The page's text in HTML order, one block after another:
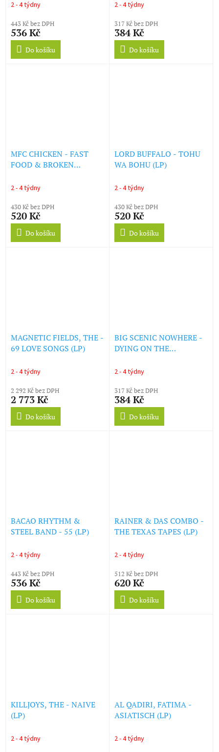
2 - 4 týdny
443 Kč bez DPH
536 Kč
Do košíku
2 - 4 týdny
317 Kč bez DPH
384 Kč
Do košíku
MFC CHICKEN - FAST
FOOD & BROKEN
2 - 4 týdny
430 Kč bez DPH
520 Kč
Do košíku
LORD BUFFALO - TOHU
WA BOHU (LP)
2 - 4 týdny
430 Kč bez DPH
520 Kč
Do košíku
MAGNETIC FIELDS, THE -
69 LOVE SONGS (LP)
2 - 4 týdny
2 292 Kč bez DPH
2 773 Kč
Do košíku
BIG SCENIC NOWHERE -
DYING ON THE
2 - 4 týdny
317 Kč bez DPH
384 Kč
Do košíku
BACAO RHYTHM &
STEEL BAND - 55 (LP)
2 - 4 týdny
443 Kč bez DPH
536 Kč
Do košíku
RAINER & DAS COMBO -
THE TEXAS TAPES (LP)
2 - 4 týdny
512 Kč bez DPH
620 Kč
Do košíku
KILLJOYS, THE - NAIVE
(LP)
2 - 4 týdny
AL QADIRI, FATIMA -
ASIATISCH (LP)
2 - 4 týdny